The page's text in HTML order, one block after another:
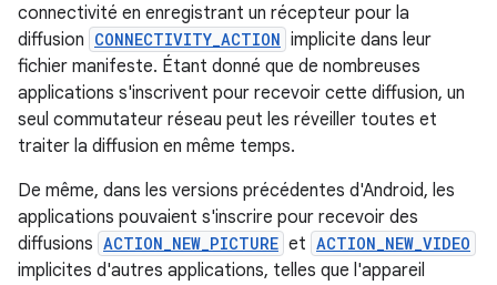
connectivité en enregistrant un récepteur pour la
diffusion CONNECTIVITY_ACTION implicite dans leur
fichier manifeste. Étant donné que de nombreuses
applications s'inscrivent pour recevoir cette diffusion, un
seul commutateur réseau peut les réveiller toutes et
traiter la diffusion en même temps.
De même, dans les versions précédentes d'Android, les
applications pouvaient s'inscrire pour recevoir des
diffusions ACTION_NEW_PICTURE et ACTION_NEW_VIDEO
implicites d'autres applications, telles que l'appareil